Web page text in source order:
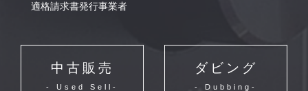
適格請求書発行事業者
中古販売
- Used Sell-
ダビング
- Dubbing-